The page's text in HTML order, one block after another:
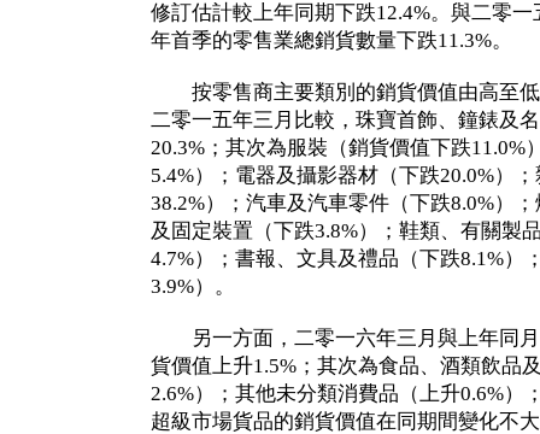
修訂估計較上年同期下跌12.4%。與二零
年首季的零售業總銷貨數量下跌11.3%。
按零售商主要類別的銷貨價值由高至低
二零一五年三月比較，珠寶首飾、鐘錶及
20.3%；其次為服裝（銷貨價值下跌11.0%
5.4%）；電器及攝影器材（下跌20.0%）
38.2%）；汽車及汽車零件（下跌8.0%）
及固定裝置（下跌3.8%）；鞋類、有關製
4.7%）；書報、文具及禮品（下跌8.1%）
3.9%）。
另一方面，二零一六年三月與上年同月
貨價值上升1.5%；其次為食品、酒類飲品
2.6%）；其他未分類消費品（上升0.6%）
超級市場貨品的銷貨價值在同期間變化不